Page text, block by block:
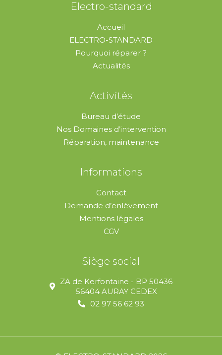
Electro-standard
Accueil
ELECTRO-STANDARD
Pourquoi réparer ?
Actualités
Activités
Bureau d’étude
Nos Domaines d’intervention
Réparation, maintenance
Informations
Contact
Demande d’enlèvement
Mentions légales
CGV
Siège social
ZA de Kerfontaine - BP 50436
56404 AURAY CEDEX
02 97 56 62 93